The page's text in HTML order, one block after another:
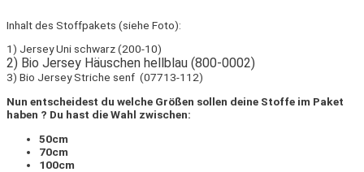
Inhalt des Stoffpakets (siehe Foto):
1) Jersey Uni schwarz (200-10)
2) Bio Jersey Häuschen hellblau (800-0002)
3) Bio Jersey Striche senf (07713-112)
Nun entscheidest du welche Größen sollen deine Stoffe im Paket
haben ? Du hast die Wahl zwischen:
50cm
70cm
100cm